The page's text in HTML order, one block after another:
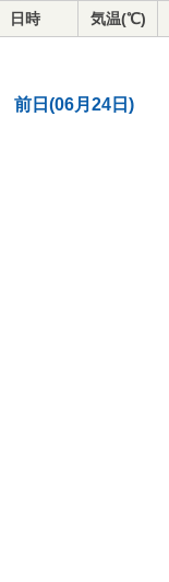
日時 気温(℃)
前日(06月24日)